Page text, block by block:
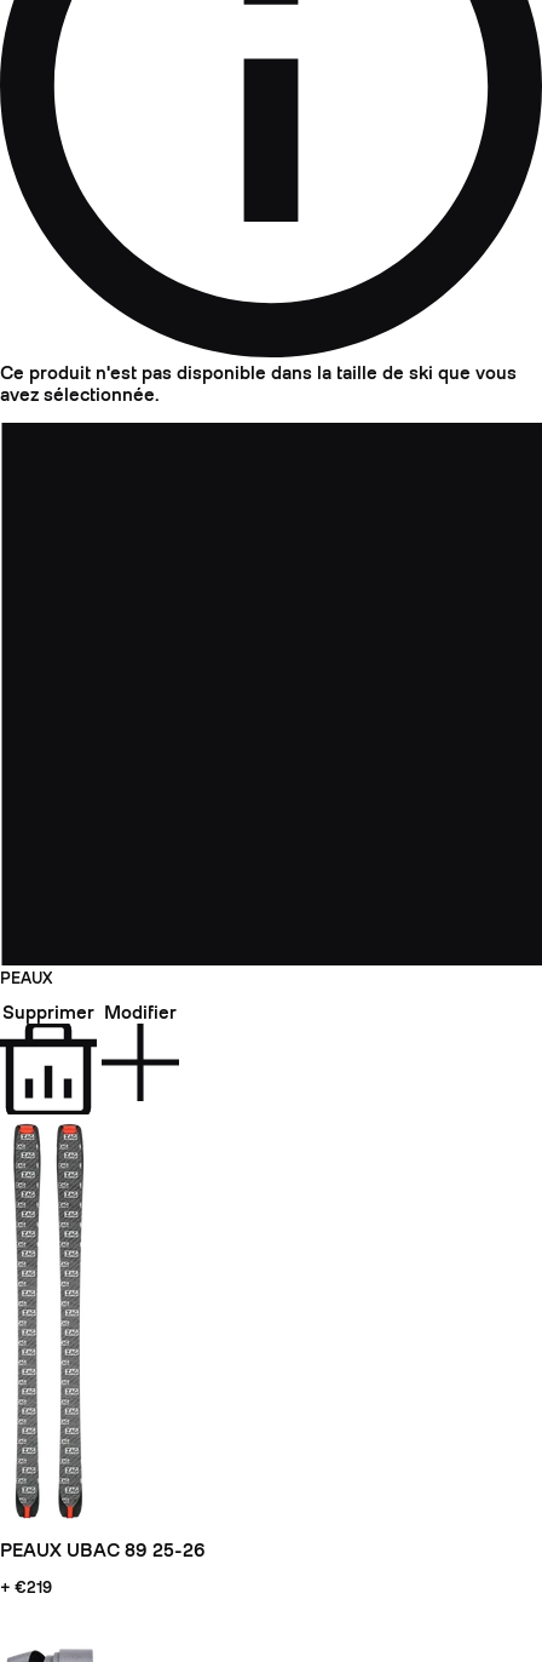
Ce produit n'est pas disponible dans la taille de ski que vous
avez sélectionnée.
PEAUX
Supprimer Modifier
PEAUX UBAC 89 25-26
+ €219